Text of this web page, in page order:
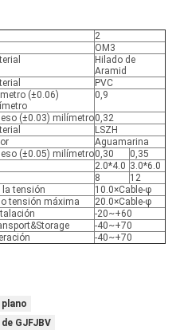
2
OM3
Hilado de
Aramid
PVC
(±0.06)
0,9
(±0.03) milímetro0,32
LSZH
Aguamarina
(±0.05) milímetro0,30
0,35
2.0*4.0 3.0*6.0
8
12
la tensión
10.0×Cable-φ
tensión máxima
20.0×Cable-φ
-20~+60
-40~+70
-40~+70
GJFJBV